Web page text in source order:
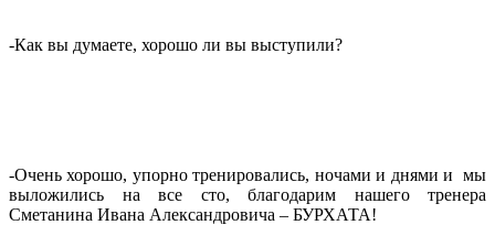
-Как вы думаете, хорошо ли вы выступили?
-Очень хорошо, упорно тренировались, ночами и днями и мы
выложились на все сто, благодарим нашего тренера
Сметанина Ивана Александровича – БУРХАТА!